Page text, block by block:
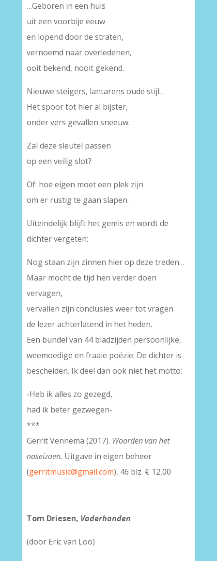
…Geboren in een huis
uit een voorbije eeuw
en lopend door de straten,
vernoemd naar overledenen,
ooit bekend, nooit gekend.
Nieuwe steigers, lantarens oude stijl…
Het spoor tot hier al bijster,
onder vers gevallen sneeuw.
Zal deze sleutel passen
op een veilig slot?
Of: hoe eigen moet een plek zijn
om er rustig te gaan slapen.
Uiteindelijk blijft het gemis en wordt de
dichter vergeten:
Nog staan zijn zinnen hier op deze treden…
Maar mocht de tijd hen verder doen
vervagen,
vervallen zijn conclusies weer tot vragen
de lezer achterlatend in het heden.
Een bundel van 44 bladzijden persoonlijke,
weemoedige en fraaie poëzie. De dichter is
bescheiden. Ik deel dan ook niet het motto:
-Heb ik alles zo gezegd,
had ik beter gezwegen-
***
Gerrit Vennema (2017). Woorden van het
naseizoen. Uitgave in eigen beheer
(gerritmusic@gmail.com), 46 blz. € 12,00
Tom Driesen, Vaderhanden
(door Eric van Loo)